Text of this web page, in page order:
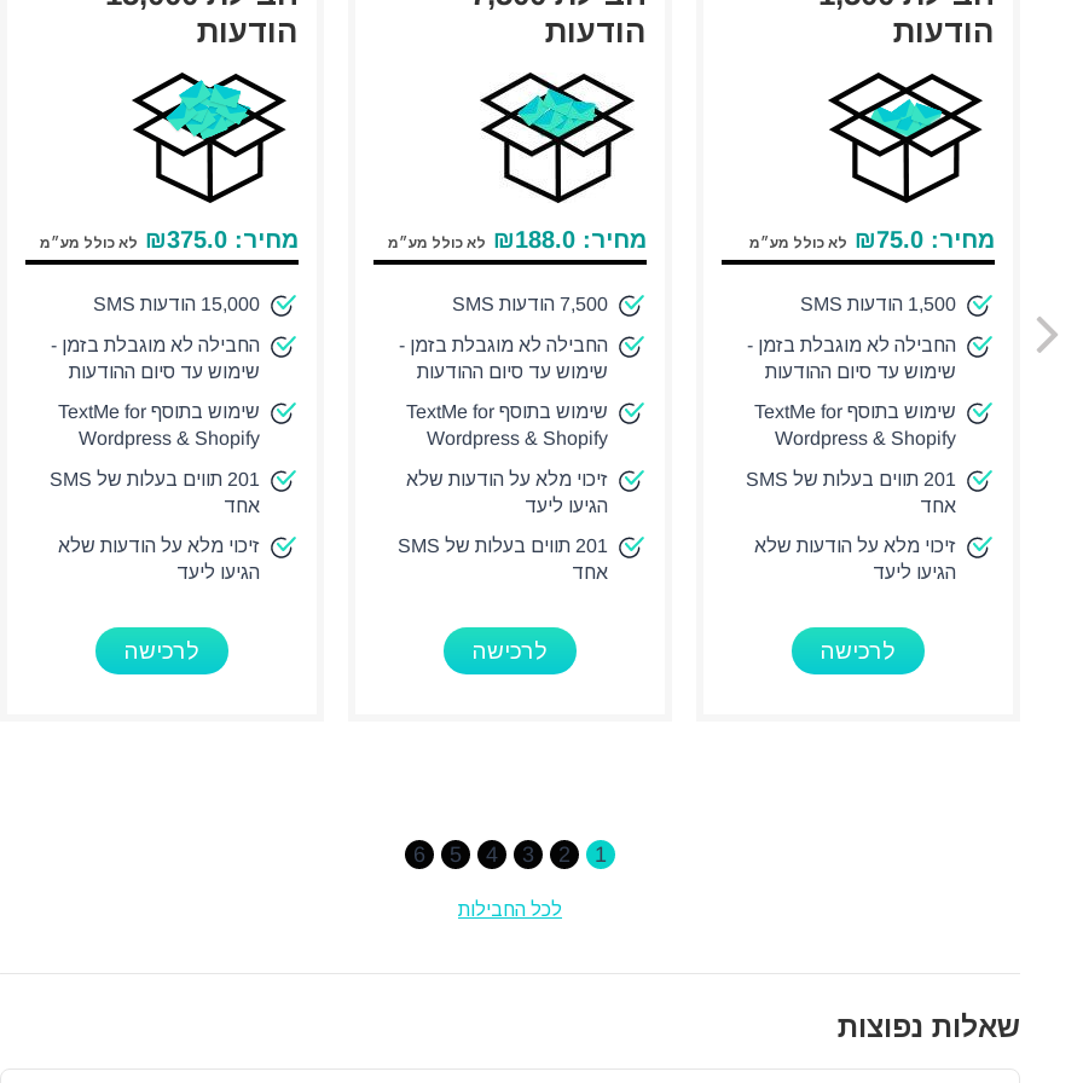
הודעות
מחיר: ₪75.0 לא כולל מע״מ
1,500 הודעות SMS
החבילה לא מוגבלת בזמן -
שימוש עד סיום ההודעות
שימוש בתוסף TextMe for
Wordpress & Shopify
201 תווים בעלות של SMS
אחד
זיכוי מלא על הודעות שלא
הגיעו ליעד
לרכישה
הודעות
מחיר: ₪188.0 לא כולל מע״מ
7,500 הודעות SMS
החבילה לא מוגבלת בזמן -
שימוש עד סיום ההודעות
שימוש בתוסף TextMe for
Wordpress & Shopify
זיכוי מלא על הודעות שלא
הגיעו ליעד
201 תווים בעלות של SMS
אחד
לרכישה
הודעות
מחיר: ₪375.0 לא כולל מע״מ
15,000 הודעות SMS
החבילה לא מוגבלת בזמן -
שימוש עד סיום ההודעות
שימוש בתוסף TextMe for
Wordpress & Shopify
201 תווים בעלות של SMS
אחד
זיכוי מלא על הודעות שלא
הגיעו ליעד
לרכישה
1
2
3
4
5
6
לכל החבילות
שאלות נפוצות